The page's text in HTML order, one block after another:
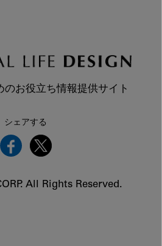
お役立ち情報提供サイト
シェアする
All Rights Reserved.